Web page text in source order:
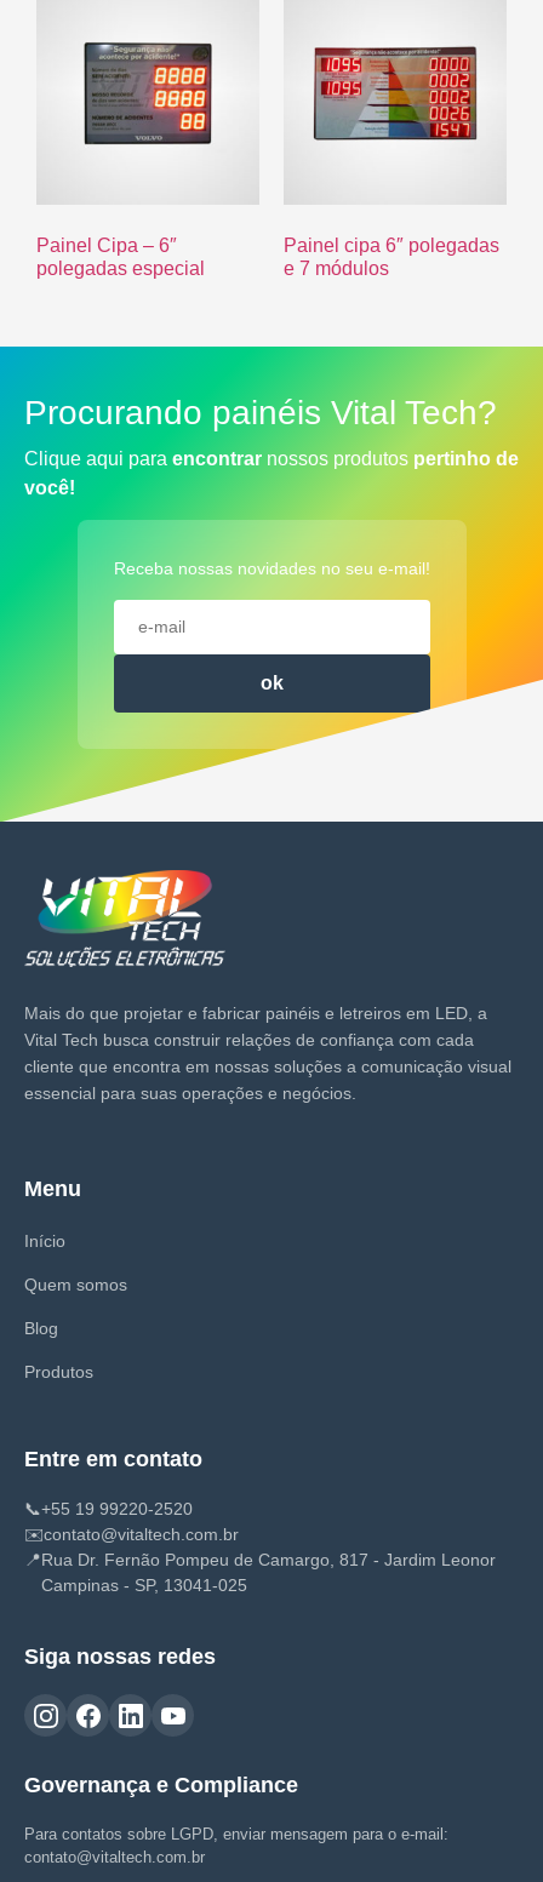
Painel Cipa – 6″
polegadas especial
Painel cipa 6″ polegadas
e 7 módulos
Procurando painéis Vital Tech?
Clique aqui para encontrar nossos produtos pertinho de
você!
Receba nossas novidades no seu e-mail!
ok
Mais do que projetar e fabricar painéis e letreiros em LED, a
Vital Tech busca construir relações de confiança com cada
cliente que encontra em nossas soluções a comunicação visual
essencial para suas operações e negócios.
Menu
Início
Quem somos
Blog
Produtos
Entre em contato
📞+55 19 99220-2520
✉️contato@vitaltech.com.br
📍Rua Dr. Fernão Pompeu de Camargo, 817 - Jardim Leonor
Campinas - SP, 13041-025
Siga nossas redes
Governança e Compliance
Para contatos sobre LGPD, enviar mensagem para o e-mail:
contato@vitaltech.com.br